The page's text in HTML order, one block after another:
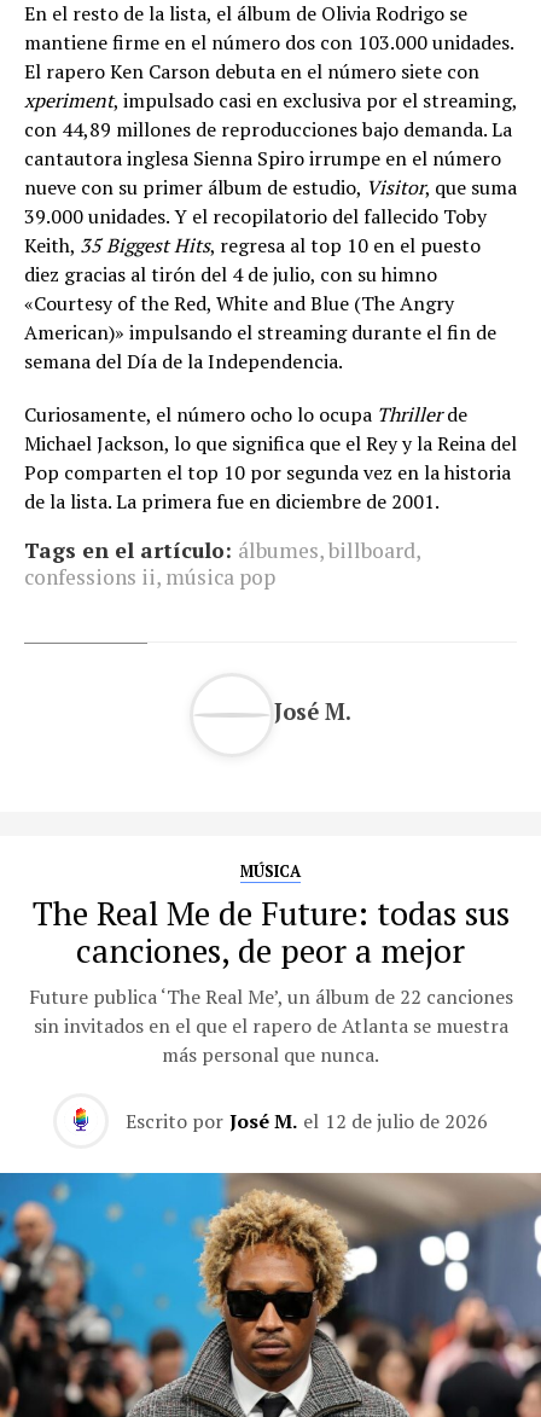
En el resto de la lista, el álbum de Olivia Rodrigo se
mantiene firme en el número dos con 103.000 unidades.
El rapero Ken Carson debuta en el número siete con
xperiment, impulsado casi en exclusiva por el streaming,
con 44,89 millones de reproducciones bajo demanda. La
cantautora inglesa Sienna Spiro irrumpe en el número
nueve con su primer álbum de estudio, Visitor, que suma
39.000 unidades. Y el recopilatorio del fallecido Toby
Keith, 35 Biggest Hits, regresa al top 10 en el puesto
diez gracias al tirón del 4 de julio, con su himno
«Courtesy of the Red, White and Blue (The Angry
American)» impulsando el streaming durante el fin de
semana del Día de la Independencia.
Curiosamente, el número ocho lo ocupa Thrillerde
Michael Jackson, lo que significa que el Rey y la Reina del
Pop comparten el top 10 por segunda vez en la historia
de la lista. La primera fue en diciembre de 2001.
Tags en el artículo: álbumes,billboard,
confessions ii, música pop
José M.
MÚSICA
The Real Me de Future: todas sus
canciones, de peor a mejor
Future publica ‘The Real Me’, un álbum de 22 canciones
sin invitados en el que el rapero de Atlanta se muestra
más personal que nunca.
Escrito por José M. el 12 de julio de 2026